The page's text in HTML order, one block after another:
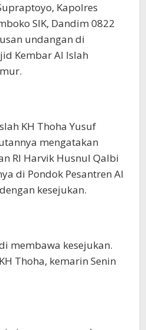
Kapolres
SIK, Dandim 0822
undangan di
Kembar Al Islah
KH Thoha Yusuf
mengatakan
RI Harvik Husnul Qalbi
di Pondok Pesantren Al
kesejukan.
membawa kesejukan.
Thoha, kemarin Senin